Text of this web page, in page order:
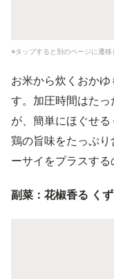
※タップすると別のページに遷移
お米から炊くおか
す。加圧時間はた
が、簡単にほぐせる
鶏の旨味をたっぷ
ーサイをプラスする
副菜：花椒香る く